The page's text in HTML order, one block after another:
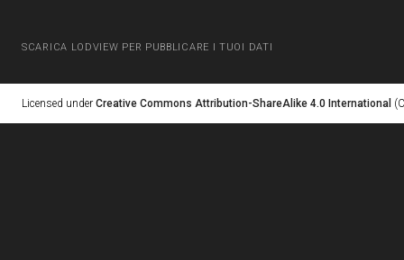
SCARICA LODVIEW PER PUBBLICARE I TUOI DATI
Licensed under Creative Commons Attribution-ShareAlike 4.0 International